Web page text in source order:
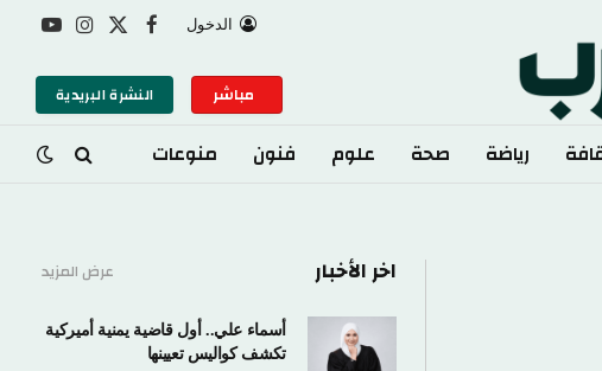
الدخول فيسبوك الانستغراميوتيوب
النشرة البريدية
رياضة صحة علوم فنون منوعات
اخر الأخبار عرض المزيد
أسماء علي.. أول قاضية يمنية أميركية
تكشف كواليس تعيينها